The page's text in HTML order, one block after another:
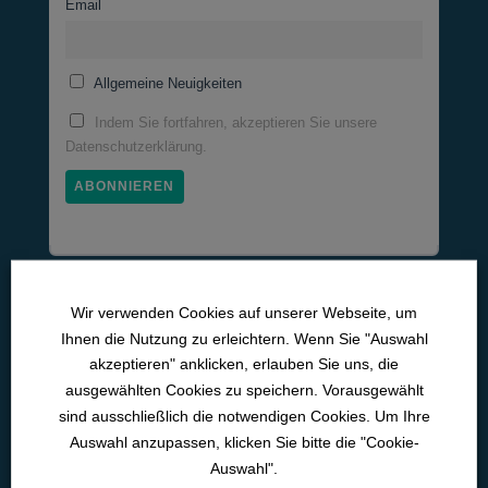
KURS FORTSCHRITT
0% VOLLSTÄNDIG
0% VOLLSTÄNDIG
ArGe-BK <br> Recht
KURS FORTSCHRITT
0% VOLLSTÄNDIG
ArGe-BK <br> Basis­über­wachung
KURS FORTSCHRITT
0% VOLLSTÄNDIG 0/0 Schritte
ArGe-BK <br> Telemedizin
Email
Allgemeine Neuigkeiten
Indem Sie fortfahren, akzeptieren Sie unsere
Datenschutzerklärung.
Pneumo­logie
Neurologie
Intensiv­medizin
Med. Pflichtfort­bildun­gen
Wir verwenden Cookies auf unserer Webseite, um
Ihnen die Nutzung zu erleichtern. Wenn Sie "Auswahl
akzeptieren" anklicken, erlauben Sie uns, die
ausgewählten Cookies zu speichern. Vorausgewählt
sind ausschließlich die notwendigen Cookies. Um Ihre
Auswahl anzupassen, klicken Sie bitte die "Cookie-
Auswahl".